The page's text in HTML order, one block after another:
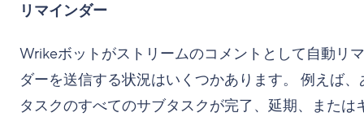
リマインダー
Wrikeボットがストリームのコメントとして自動リ
ダーを送信する状況はいくつかあります。 例えば、
タスクのすべてのサブタスクが完了、延期、または